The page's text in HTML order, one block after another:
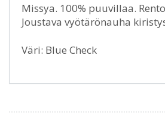
Missya. 100% puuvillaa.
Joustava vyötärönauha
Väri: Blue Check